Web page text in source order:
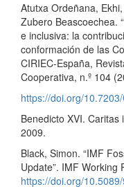
Atutxa Ordeñana,
Zubero Beascoechea.
e inclusiva: la
conformación de las
CIRIEC-España,
Cooperativa, n.º 104
https://doi.org/
Benedicto XVI. Caritas
2009.
Black, Simon. “IMF
Update”. IMF Working
https://doi.org/